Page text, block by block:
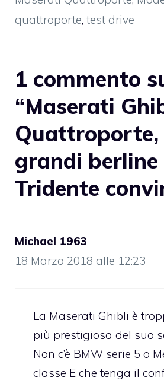
quattroporte, test drive
1 commento
“Maserati
Quattroporte,
grandi berline
Tridente
Michael 1963
18 Marzo 2018 alle 12:23
La Maserati Ghibli è
più prestigiosa del suo
Non c’è BMW serie 5 o
classe E che tenga il